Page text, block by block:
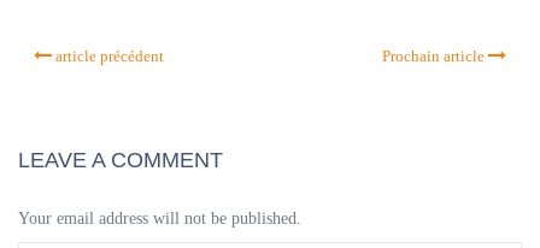
article précédent Prochain article
LEAVE A COMMENT
Your email address will not be published.